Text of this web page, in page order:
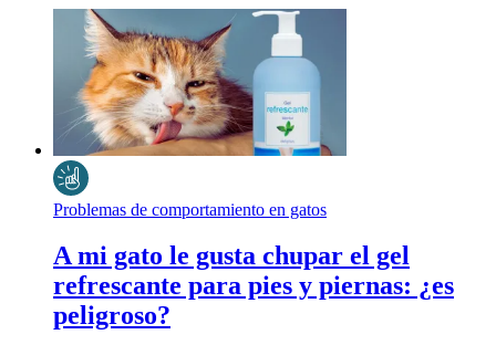
Problemas de comportamiento en gatos
A mi gato le gusta chupar el gel
refrescante para pies y piernas: ¿es
peligroso?